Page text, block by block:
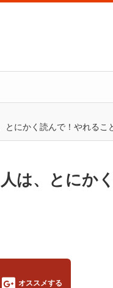
にかく読んで！やれるこ
は、とにか
オススメする